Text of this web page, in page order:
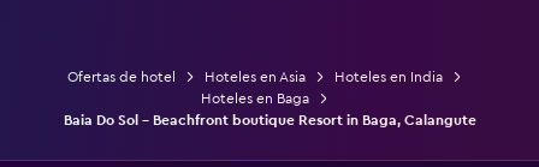
Ofertas de hotel Hoteles en Asia
Hoteles en India
Hoteles en Baga
Baia Do Sol - Beachfront boutique Resort in Baga, Calangute